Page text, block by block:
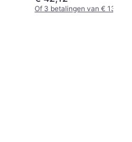
Of 3 betalingen van € 13,87/